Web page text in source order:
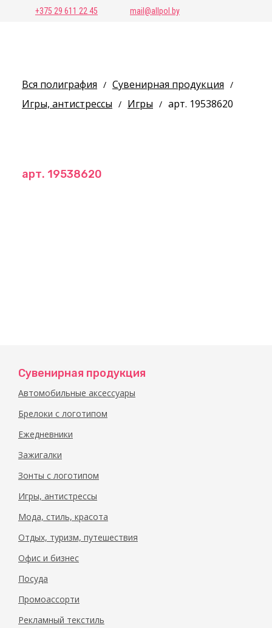
+375 29 611 22 45 mail@allpol.by
Вся полиграфия / Сувенирная продукция /
Игры, антистрессы / Игры / арт. 19538620
арт. 19538620
Сувенирная продукция
Автомобильные аксессуары
Брелоки с логотипом
Ежедневники
Зажигалки
Зонты с логотипом
Игры, антистрессы
Мода, стиль, красота
Отдых, туризм, путешествия
Офис и бизнес
Посуда
Промоассорти
Рекламный текстиль